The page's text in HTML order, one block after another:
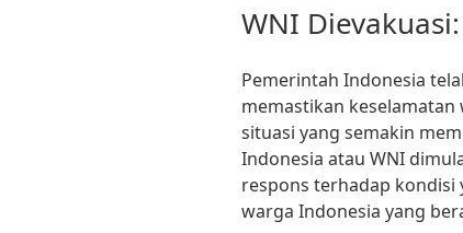
WNI
Pemerintah Indonesia
memastikan keselamatan
situasi yang semakin
Indonesia atau WNI
respons terhadap
warga Indonesia yang